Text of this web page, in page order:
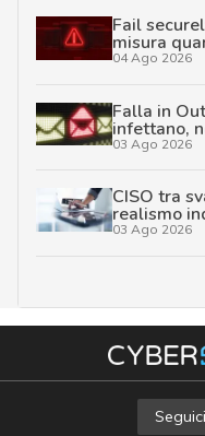
Fail
misura
04 Ago 2026
Falla in
infettano,
03 Ago 2026
CISO tra
realismo
03 Ago 2026
Seguici